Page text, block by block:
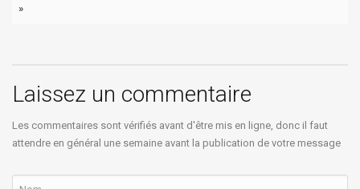
»
Laissez un commentaire
Les commentaires sont vérifiés avant d'être mis en ligne, donc il faut
attendre en général une semaine avant la publication de votre message